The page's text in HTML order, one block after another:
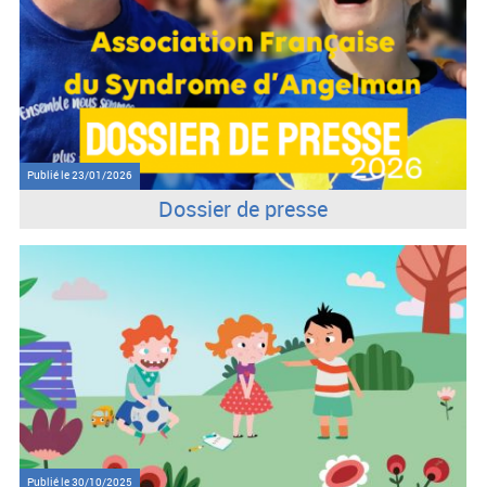
Publié le23/01/2026
Dossier de presse
Publié le30/10/2025